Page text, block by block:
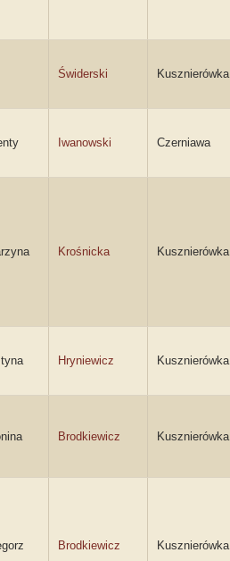
Świderski Kusznierówka
Iwanowski Czerniawa
Krośnicka Kusznierówka
Hryniewicz Kusznierówka
Brodkiewicz Kusznierówka
Brodkiewicz Kusznierówka